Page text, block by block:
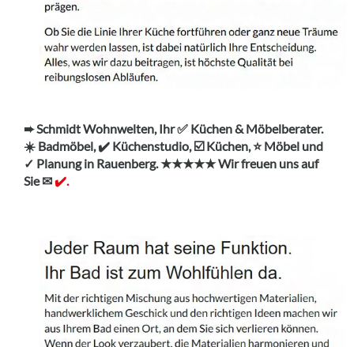
➨ Schmidt Wohnwelten, Ihr ✅ Küchen & Möbelberater.
☀️ Badmöbel, ✔️ Küchenstudio, ☑️ Küchen, ⭐ Möbel und
✓ Planung in Rauenberg. ★★★★★ Wir freuen uns auf
Sie ✉✔️.